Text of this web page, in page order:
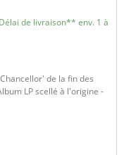
de livraison** env. 1 à
de la fin des
LP scellé à l'origine -